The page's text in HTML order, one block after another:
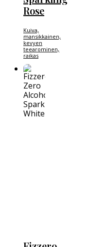
Rose
Kuiva,
mansikkainen,
kevyen
teearominen,
raikas